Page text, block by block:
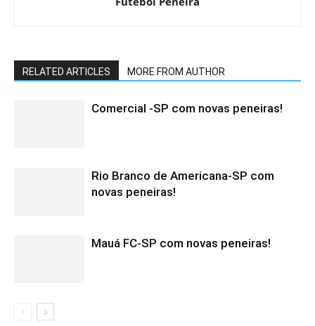
RELATED ARTICLES MORE FROM AUTHOR
Comercial -SP com novas peneiras!
Rio Branco de Americana-SP com
novas peneiras!
Mauá FC-SP com novas peneiras!